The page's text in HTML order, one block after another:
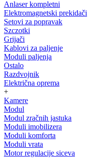
Anlaser kompletni
Elektromagnetski prekidači
Setovi za popravak
Szczotki
Grijači
Kablovi za paljenje
Moduli paljenja
Ostalo
Razdvojnik
Električna oprema
+
Kamere
Modul
Modul zračnih jastuka
Moduli imobilizera
Moduli komforta
Moduli vrata
Motor regulacije siceva